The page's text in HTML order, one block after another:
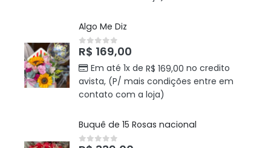
Algo Me Diz
0out of 5
R$ 169,00
Em até 1x de R$ 169,00 no credito
avista, (P/ mais condições entre em
contato com a loja)
Buquê de 15 Rosas nacional